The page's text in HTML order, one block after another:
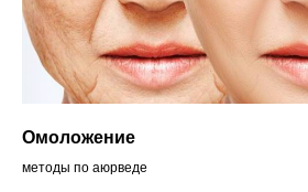
Омоложение
методы по аюрведе